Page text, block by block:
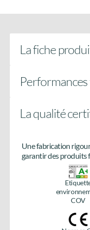
La fiche
Besoin de
sur le
Accédez à tous les
Télécharger la
produit
La qualité
Une fabrication
garantir des produits
COV